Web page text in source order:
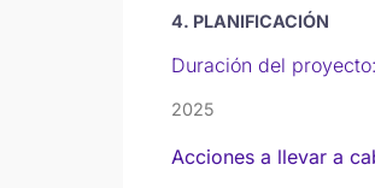
4. PLANIFICACIÓN
Duración del proyecto:
2025
Acciones a llevar a